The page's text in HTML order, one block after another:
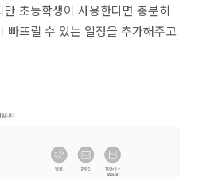
초등학생이 사용한다면 충분히
빠뜨릴 수 있는 일정을 추가해주고